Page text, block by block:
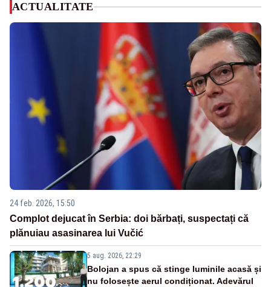
ACTUALITATE
24 feb. 2026, 15:50
Complot dejucat în Serbia: doi bărbați, suspectați că
plănuiau asasinarea lui Vučić
5 aug. 2026, 22:29
Bolojan a spus că stinge luminile acasă și
nu folosește aerul condiționat. Adevărul